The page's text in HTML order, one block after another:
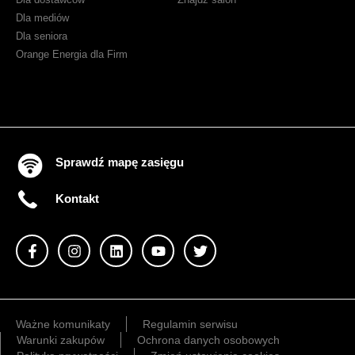
Dla mediów
Dla seniora
Orange Energia dla Firm
Sprawdź mapę zasięgu
Kontakt
Ważne komunikaty
Regulamin serwisu
Warunki zakupów
Ochrona danych osobowych